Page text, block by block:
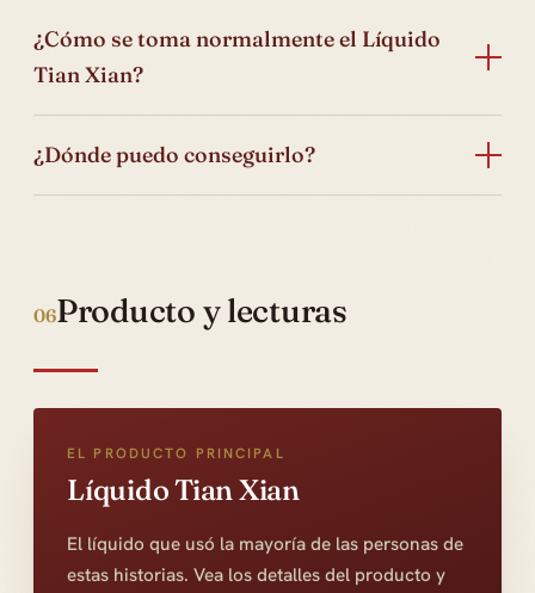
¿Cómo se toma normalmente el Líquido
Tian Xian?
¿Dónde puedo conseguirlo?
06Producto y lecturas
EL PRODUCTO PRINCIPAL
Líquido Tian Xian
El líquido que usó la mayoría de las personas de
estas historias. Vea los detalles del producto y